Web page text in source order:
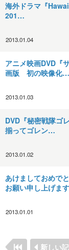
海外ドラマ『
201…
2013.01.04
アニメ映画DVD『
画版 初の映像化…
2013.01.03
DVD『秘密戦隊ゴ
揃ってゴレン…
2013.01.02
あけましておめで
お願い申し上げま
2013.01.01
新しい